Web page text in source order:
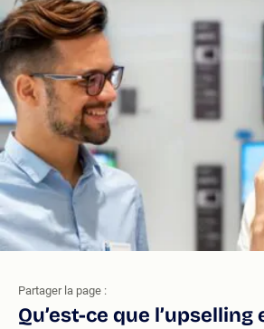
Qu’est-ce que l’upselling
Partager la page :